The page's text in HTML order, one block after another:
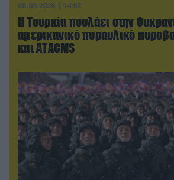
08.08.2026 | 14:02
Η Τουρκία πουλάει στην
αμερικανικό πυραυλικό
και ΑΤΑCMS